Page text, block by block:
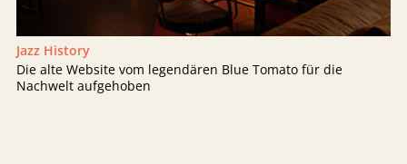
Jazz History
Die alte Website vom legendären Blue Tomato für die
Nachwelt aufgehoben